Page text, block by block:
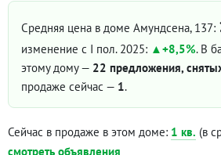
Средняя цена в доме Амундсена, 137:
изменение с I пол. 2025:
+8,5%. В
этому дому — 22 предложения,
продаже сейчас — 1.
Сейчас в продаже в этом доме: 1 кв. (в
смотреть объявления